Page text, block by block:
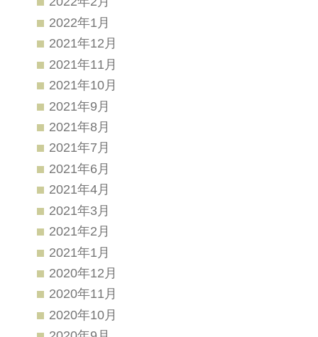
2022年1月
2021年12月
2021年11月
2021年10月
2021年9月
2021年8月
2021年7月
2021年6月
2021年4月
2021年3月
2021年2月
2021年1月
2020年12月
2020年11月
2020年10月